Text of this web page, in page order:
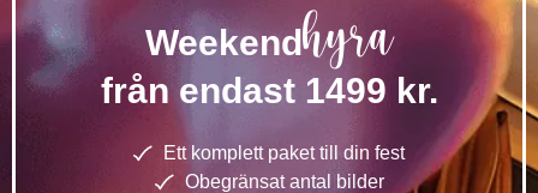
Weekendhyra
från endast 1499 kr.
Ett komplett paket till din fest
Obegränsat antal bilder